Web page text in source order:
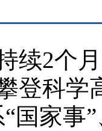
2个月
登科学
国家事